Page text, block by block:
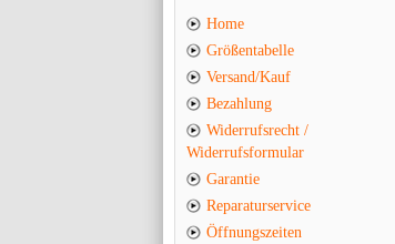
Home
Größentabelle
Versand/Kauf
Bezahlung
Widerrufsrecht /
Widerrufsformular
Garantie
Reparaturservice
Öffnungszeiten